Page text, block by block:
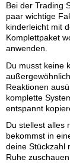
Bei der Trading
paar wichtige
kinderleicht mit
Komplettpaket
anwenden.
Du musst keine
Reaktionen
komplette
entspannt
Du stellest alles
bekommst in
deine Stückzahl
Ruhe